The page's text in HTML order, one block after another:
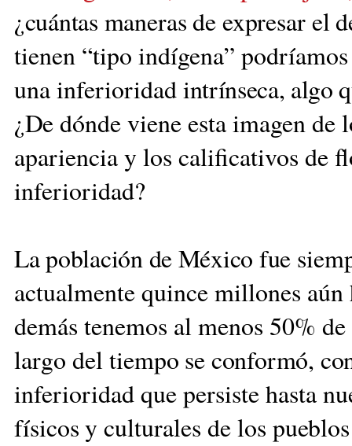
¿cuántas maneras de expresar el
tienen “tipo indígena”
una inferioridadintrínseca, algo
¿Dedónde viene esta imagen de
apariencia y los calificativos de
inferioridad?
La población de México fue
actualmente quince millones
demás tenemos al menos 50%
largo del tiempo se conformó,
inferioridad que persiste hasta
físicos y culturalesde los